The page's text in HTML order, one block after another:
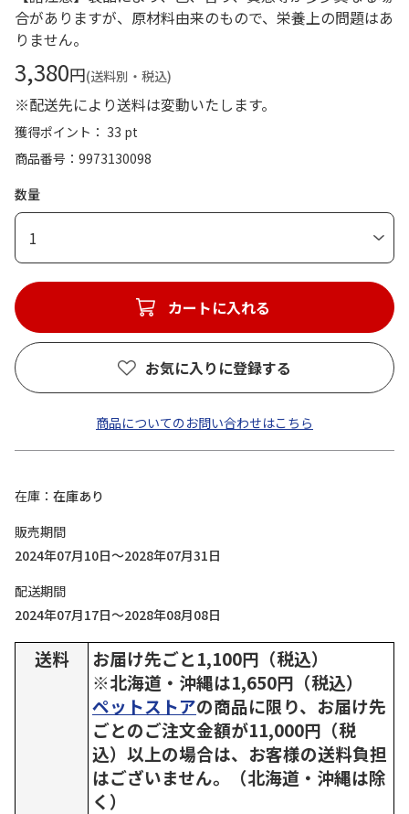
合がありますが、原材料由来のもので、栄養上の問題はあ
りません。
3,380円(送料別・税込)
※配送先により送料は変動いたします。
獲得ポイント： 33 pt
商品番号
9973130098
数量
1
カートに入れる
お気に入りに登録する
商品についてのお問い合わせはこちら
在庫
在庫あり
販売期間
2024年07月10日～2028年07月31日
配送期間
2024年07月17日～2028年08月08日
送料
お届け先ごと1,100円（税込）
※北海道・沖縄は1,650円（税込）
ペットストアの商品に限り、お届け先
ごとのご注文金額が11,000円（税
込）以上の場合は、お客様の送料負担
はございません。（北海道・沖縄は除
く）